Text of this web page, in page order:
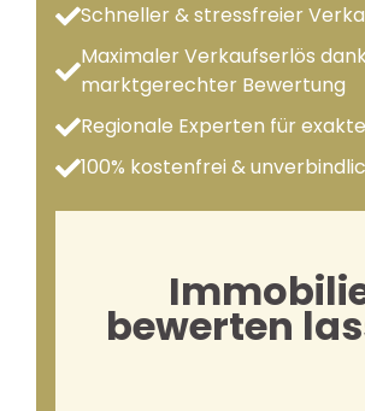
Schneller & stressfreier
Maximaler Verkaufserlös
marktgerechter Bewertung
Regionale Experten für
100% kostenfrei &
bewerten